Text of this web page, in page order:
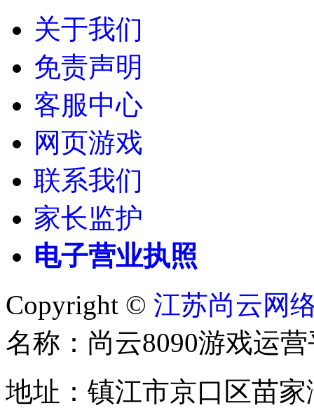
关于我们
免责声明
客服中心
网页游戏
联系我们
家长监护
电子营业执照
Copyright © 江苏尚云网
名称：尚云8090游戏运
地址：镇江市京口区苗